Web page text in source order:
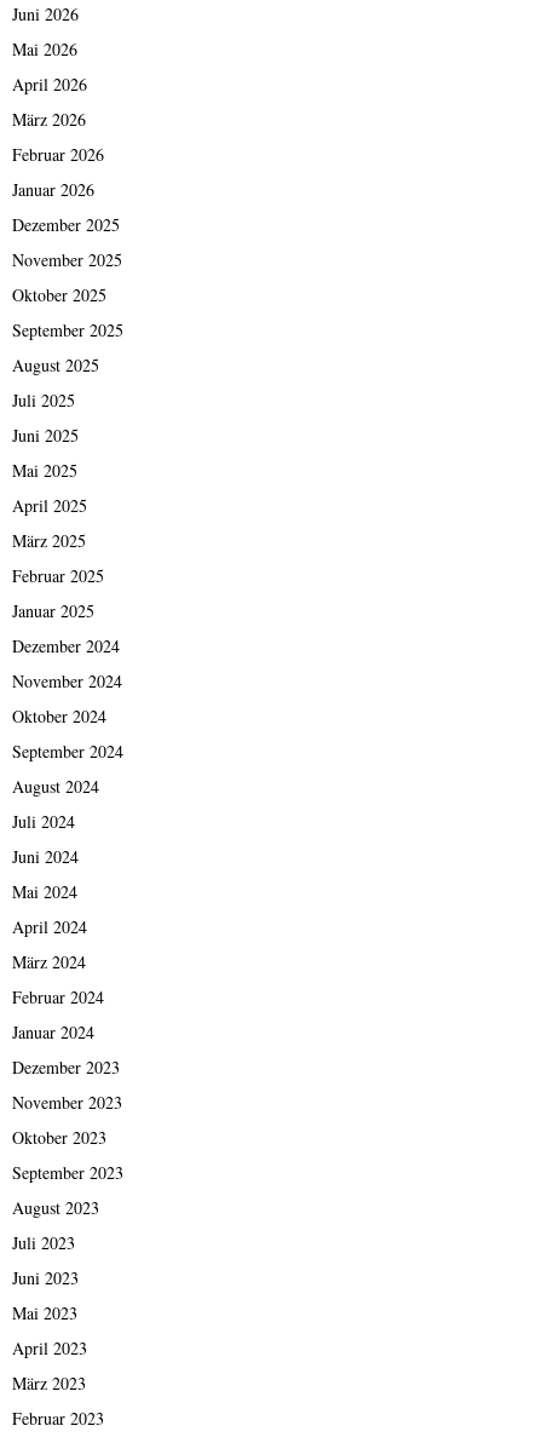
Juni 2026
Mai 2026
April 2026
März 2026
Februar 2026
Januar 2026
Dezember 2025
November 2025
Oktober 2025
September 2025
August 2025
Juli 2025
Juni 2025
Mai 2025
April 2025
März 2025
Februar 2025
Januar 2025
Dezember 2024
November 2024
Oktober 2024
September 2024
August 2024
Juli 2024
Juni 2024
Mai 2024
April 2024
März 2024
Februar 2024
Januar 2024
Dezember 2023
November 2023
Oktober 2023
September 2023
August 2023
Juli 2023
Juni 2023
Mai 2023
April 2023
März 2023
Februar 2023